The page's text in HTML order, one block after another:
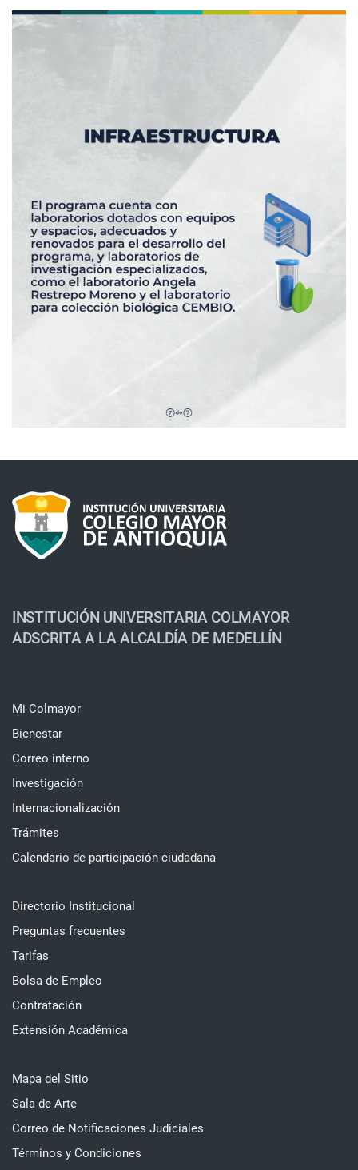
INSTITUCIÓN UNIVERSITARIA COLMAYOR
ADSCRITA A LA ALCALDÍA DE MEDELLÍN
Mi Colmayor
Bienestar
Correo interno
Investigación
Internacionalización
Trámites
Calendario de participación ciudadana
Directorio Institucional
Preguntas frecuentes
Tarifas
Bolsa de Empleo
Contratación
Extensión Académica
Mapa del Sitio
Sala de Arte
Correo de Notificaciones Judiciales
Términos y Condiciones